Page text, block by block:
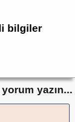
bilgiler
yazın...